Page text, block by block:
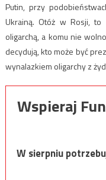
Putin, przy
Ukrainą. Otóż w Rosji,
oligarchą, a komu nie
decydują, kto może być
wynalazkiem oligarchy z
Wspieraj
W sierpniu